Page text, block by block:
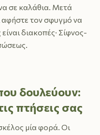
σε καλάθια. Μετά
αφήστε τον σφυγμό να
διακοπές· Σίφνος-
δουλεύουν:
πτήσεις σας
μία φορά. Οι